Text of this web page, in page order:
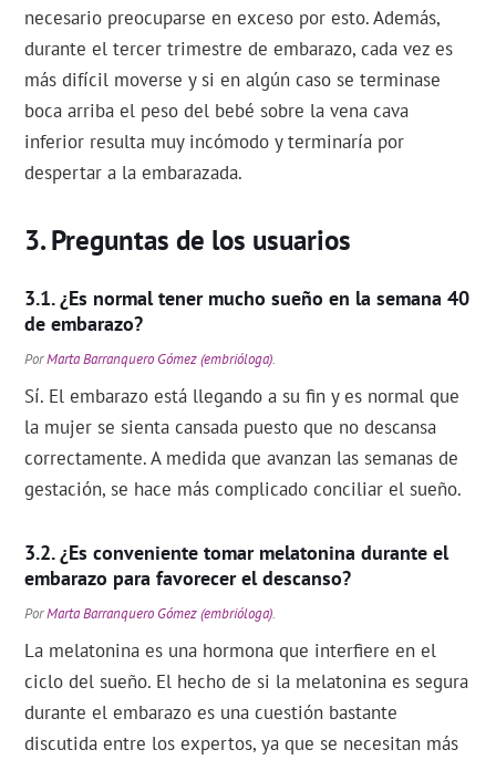
necesario preocuparse en exceso por esto. Además,
durante el tercer trimestre de embarazo, cada vez es
más difícil moverse y si en algún caso se terminase
boca arriba el peso del bebé sobre la vena cava
inferior resulta muy incómodo y terminaría por
despertar a la embarazada.
Preguntas de los usuarios
¿Es normal tener mucho sueño en la semana 40
de embarazo?
PorMarta Barranquero Gómez (embrióloga).
Sí. El embarazo está llegando a su fin y es normal que
la mujer se sienta cansada puesto que no descansa
correctamente. A medida que avanzan las semanas de
gestación, se hace más complicado conciliar el sueño.
¿Es conveniente tomar melatonina durante el
embarazo para favorecer el descanso?
PorMarta Barranquero Gómez (embrióloga).
La melatonina es una hormona que interfiere en el
ciclo del sueño. El hecho de si la melatonina es segura
durante el embarazo es una cuestión bastante
discutida entre los expertos, ya que se necesitan más